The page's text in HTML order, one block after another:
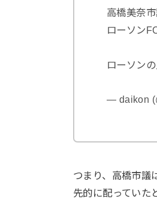
高橋美奈
ローソン
ローソン
— daikon
つまり、高橋市議
先的に配っていた